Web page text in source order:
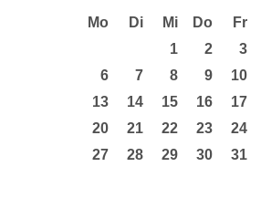
Mo Di Mi Do Fr
1
2 3
6
7 8 9 10
13
14 15 16 17
20
21 22 23 24
27
28 29 30 31